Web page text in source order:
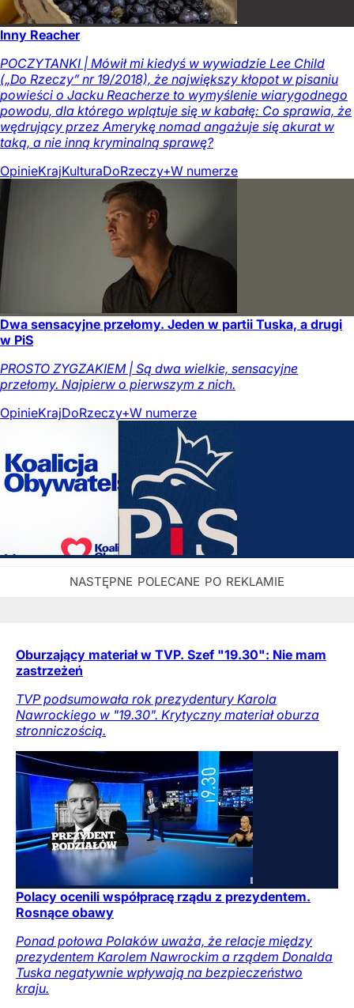
Inny Reacher
POCZYTANKI | Mówił mi kiedyś w wywiadzie Lee Child
(„Do Rzeczy” nr 19/2018), że największy kłopot w pisaniu
powieści o Jacku Reacherze to wymyślenie wiarygodnego
powodu, dla którego wplątuje się w kabałę: Co sprawia, że
wędrujący przez Amerykę nomad angażuje się akurat w
taką, a nie inną kryminalną sprawę?
OpinieKrajKulturaDoRzeczy+W numerze
Dwa sensacyjne przełomy. Jeden w partii Tuska, a drugi
w PiS
PROSTO ZYGZAKIEM | Są dwa wielkie, sensacyjne
przełomy. Najpierw o pierwszym z nich.
OpinieKrajDoRzeczy+W numerze
Oburzający materiał w TVP. Szef "19.30": Nie mam
zastrzeżeń
TVP podsumowała rok prezydentury Karola
Nawrockiego w "19.30". Krytyczny materiał oburza
stronniczością.
Polacy ocenili współpracę rządu z prezydentem.
Rosnące obawy
Ponad połowa Polaków uważa, że relacje między
prezydentem Karolem Nawrockim a rządem Donalda
Tuska negatywnie wpływają na bezpieczeństwo
kraju.